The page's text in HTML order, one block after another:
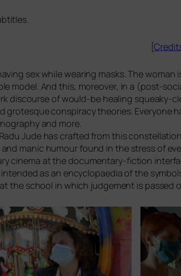
[
sex while wea­ring masks. The
model. And this, moreo­ver, in a (post-
dis­cour­se of would-be heal­ing
con­spi­ra­cy theo­ries. Everyone
and more.
Jude has craf­ted from this
manic humour found in the stress of
cine­ma at the docu­men­ta­ry-fic­tion
as an ency­clo­paed­ia of the
the school in which jud­ge­ment is pas­sed